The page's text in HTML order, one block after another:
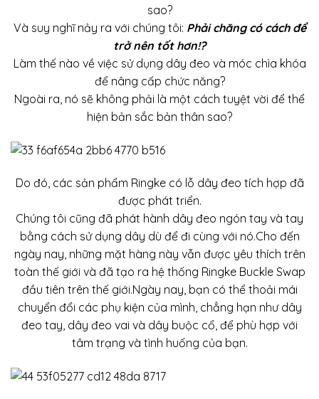
sao?
Và suy nghĩ nảy ra với chúng tôi: Phải chăng có cách để
trở nên tốt hơn!?
Làm thế nào về việc sử dụng dây đeo và móc chìa khóa
để nâng cấp chức năng?
Ngoài ra, nó sẽ không phải là một cách tuyệt vời để thể
hiện bản sắc bản thân sao?
Do đó, các sản phẩm Ringke có lỗ dây đeo tích hợp đã
được phát triển.
Chúng tôi cũng đã phát hành dây đeo ngón tay và tay
bằng cách sử dụng dây dù để đi cùng với nó.Cho đến
ngày nay, những mặt hàng này vẫn được yêu thích trên
toàn thế giới và đã tạo ra hệ thống Ringke Buckle Swap
đầu tiên trên thế giới.Ngày nay, bạn có thể thoải mái
chuyển đổi các phụ kiện của mình, chẳng hạn như dây
đeo tay, dây đeo vai và dây buộc cổ, để phù hợp với
tâm trạng và tình huống của bạn.